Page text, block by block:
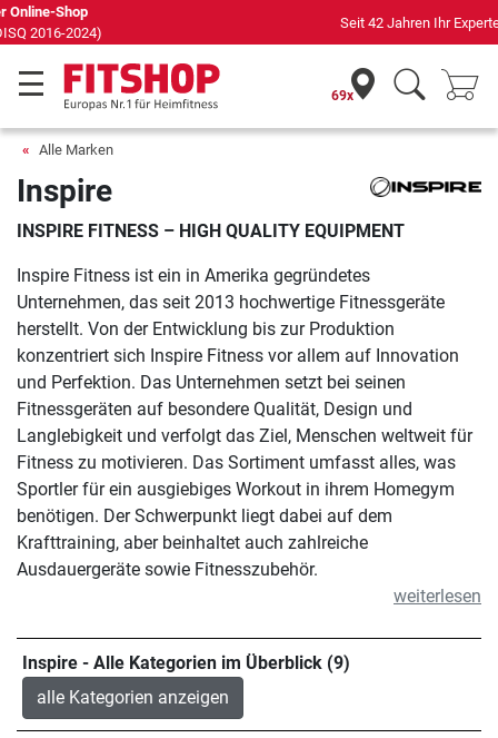
Seit 42 Jahren Ihr Experte für Heimfitness
69x
Alle Marken
Inspire
INSPIRE FITNESS – HIGH QUALITY EQUIPMENT
Inspire Fitness ist ein in Amerika gegründetes
Unternehmen, das seit 2013 hochwertige Fitnessgeräte
herstellt. Von der Entwicklung bis zur Produktion
konzentriert sich Inspire Fitness vor allem auf Innovation
und Perfektion. Das Unternehmen setzt bei seinen
Fitnessgeräten auf besondere Qualität, Design und
Langlebigkeit und verfolgt das Ziel, Menschen weltweit für
Fitness zu motivieren. Das Sortiment umfasst alles, was
Sportler für ein ausgiebiges Workout in ihrem Homegym
benötigen. Der Schwerpunkt liegt dabei auf dem
Krafttraining, aber beinhaltet auch zahlreiche
Ausdauergeräte sowie Fitnesszubehör.
weiterlesen
Inspire - Alle Kategorien im Überblick (9)
alle Kategorien anzeigen